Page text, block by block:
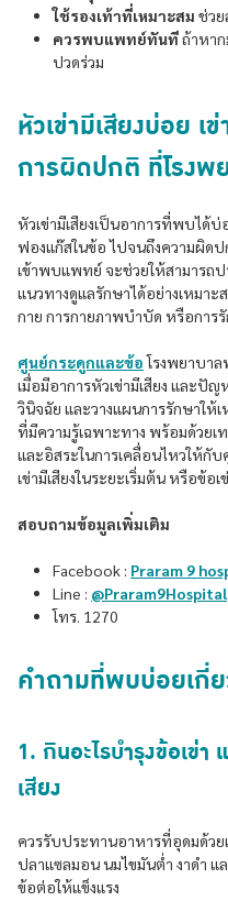
ใช้รองเท้าที่เหมาะสม ช่วย
ควรพบแพทย์ทันทีถ้าหา
ปวดร่วม
หัวเข่ามีเสียงบ่อย เ
การผิดปกติ ที่โรงพ
หัวเข่ามีเสียงเป็นอาการที่พบได้
ฟองแก๊สในข้อ ไปจนถึงความผิดป
เข้าพบแพทย์ จะช่วยให้สามารถป
แนวทางดูแลรักษาได้อย่างเหมา
กาย การกายภาพบำบัด หรือการ
ศูนย์กระดูกและข้อโรงพยาบาล
เมื่อมีอาการหัวเข่ามีเสียง และปั
วินิจฉัย และวางแผนการรักษาใ
ที่มีความรู้เฉพาะทาง พร้อมด้วย
และอิสระในการเคลื่อนไหวให้กั
เข่ามีเสียงในระยะเริ่มต้น หรือข้อเ
สอบถามข้อมูลเพิ่มเติม
Facebook : Praram 9
Line : @Praram9Hospital
โทร. 1270
คำถามที่พบบ่อยเกี่ย
1. กินอะไรบํารุงข้อเข่า
เสียง
ควรรับประทานอาหารที่อุดมด้วย
ปลาแซลมอน นมไขมันต่ำ งาดำ แ
ข้อต่อให้แข็งแรง